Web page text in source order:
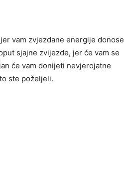
vam zvjezdane energije donose
sjajne zvijezde, jer će vam se
će vam donijeti nevjerojatne
ste poželjeli.